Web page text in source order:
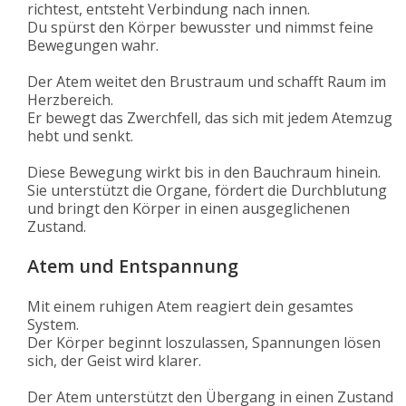
richtest, entsteht Verbindung nach innen.
Du spürst den Körper bewusster und nimmst feine
Bewegungen wahr.
Der Atem weitet den Brustraum und schafft Raum im
Herzbereich.
Er bewegt das Zwerchfell, das sich mit jedem Atemzug
hebt und senkt.
Diese Bewegung wirkt bis in den Bauchraum hinein.
Sie unterstützt die Organe, fördert die Durchblutung
und bringt den Körper in einen ausgeglichenen
Zustand.
Atem und Entspannung
Mit einem ruhigen Atem reagiert dein gesamtes
System.
Der Körper beginnt loszulassen, Spannungen lösen
sich, der Geist wird klarer.
Der Atem unterstützt den Übergang in einen Zustand